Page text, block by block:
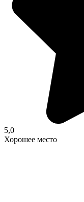
5,0
Хорошее место